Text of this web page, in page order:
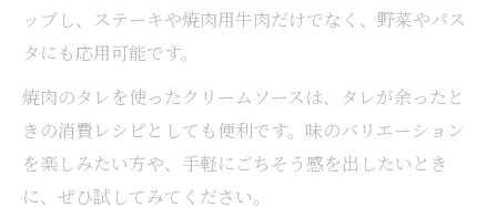
ップし、ステーキや焼肉用牛肉だけでなく、野菜やパス
タにも応用可能です。
焼肉のタレを使ったクリームソースは、タレが余ったと
きの消費レシピとしても便利です。味のバリエーション
を楽しみたい方や、手軽にごちそう感を出したいとき
に、ぜひ試してみてください。